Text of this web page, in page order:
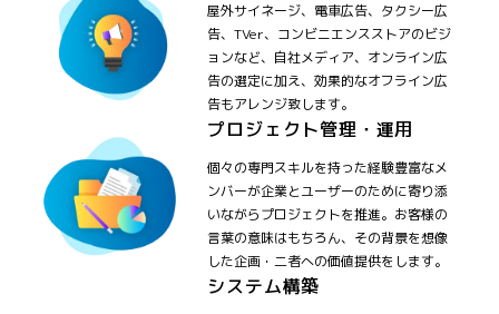
屋外サイネージ、電車広告、タクシー広
告、TVer、コンビニエンスストアのビジ
ョンなど、自社メディア、オンライン広
告の選定に加え、効果的なオフライン広
告もアレンジ致します。
プロジェクト管理・運用
個々の専門スキルを持った経験豊富なメ
ンバーが企業とユーザーのために寄り添
いながらプロジェクトを推進。お客様の
言葉の意味はもちろん、その背景を想像
した企画・二者への価値提供をします。
システム構築